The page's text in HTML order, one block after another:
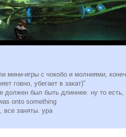
мини-игры с чокобо и молниями,
говно, убегает в закат)"
должен был быть длиннее. ну то есть,
onto something
все заняты. ура